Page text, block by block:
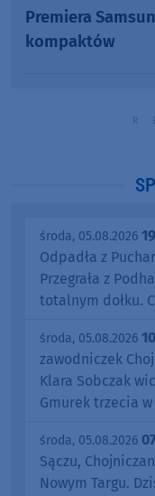
Premiera
kompaktów
środa, 05.08.2026
Odpadła z
Przegrała z
totalnym dołku.
środa, 05.08.2026
zawodniczek
Klara Sobczak
Gmurek trzecia
środa, 05.08.2026
Sączu,
Nowym Targu.